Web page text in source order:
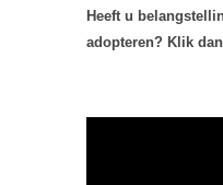
Heeft u
adopteren? Klik dan